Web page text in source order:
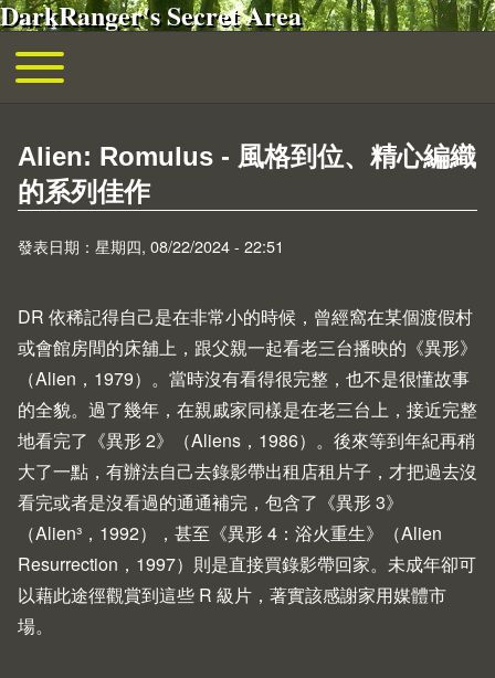
移至主內容
DarkRanger's Secret Area
主導覽
Toggle main menu
Alien: Romulus - 風格到位、精心編織
的系列佳作
發表日期：星期四, 08/22/2024 - 22:51
DR 依稀記得自己是在非常小的時候，曾經窩在某個渡假村
或會館房間的床舖上，跟父親一起看老三台播映的《異形》
（Alien ，1979）。當時沒有看得很完整，也不是很懂故事
的全貌。過了幾年，在親戚家同樣是在老三台上，接近完整
地看完了《異形 2》（Aliens ，1986）。後來等到年紀再稍
大了一點，有辦法自己去錄影帶出租店租片子，才把過去沒
看完或者是沒看過的通通補完，包含了《異形 3》
（Alien³ ，1992），甚至《異形 4：浴火重生》（Alien
Resurrection ，1997）則是直接買錄影帶回家。未成年卻可
以藉此途徑觀賞到這些 R 級片，著實該感謝家用媒體市
場。